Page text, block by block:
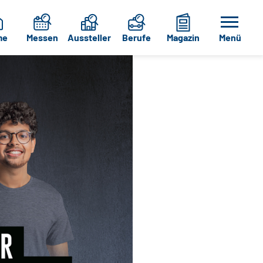
Messen Aussteller Berufe Magazin Menü